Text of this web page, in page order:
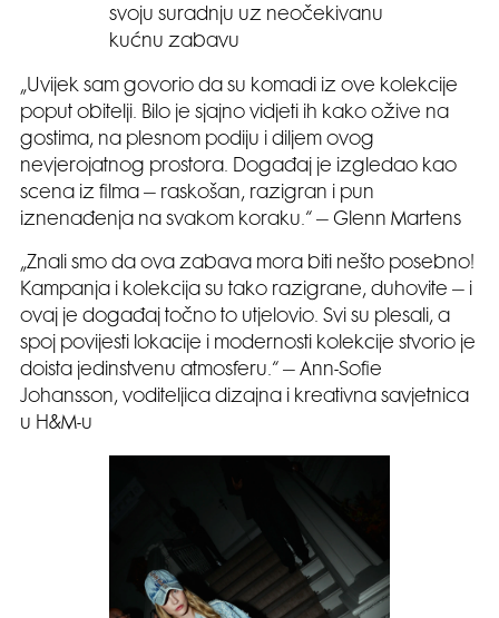
svoju suradnju uz neočekivanu
kućnu zabavu
„Uvijek sam govorio da su komadi iz ove kolekcije
poput obitelji. Bilo je sjajno vidjeti ih kako ožive na
gostima, na plesnom podiju i diljem ovog
nevjerojatnog prostora. Događaj je izgledao kao
scena iz filma – raskošan, razigran i pun
iznenađenja na svakom koraku.“ – Glenn Martens
„Znali smo da ova zabava mora biti nešto posebno!
Kampanja i kolekcija su tako razigrane, duhovite – i
ovaj je događaj točno to utjelovio. Svi su plesali, a
spoj povijesti lokacije i modernosti kolekcije stvorio je
doista jedinstvenu atmosferu.“ – Ann-Sofie
Johansson, voditeljica dizajna i kreativna savjetnica
u H&M-u